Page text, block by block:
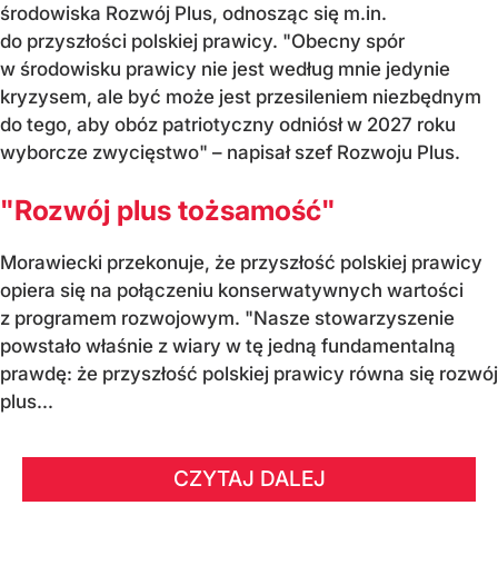
środowiska Rozwój Plus, odnosząc się m.in.
do przyszłości polskiej prawicy. "Obecny spór
w środowisku prawicy nie jest według mnie jedynie
kryzysem, ale być może jest przesileniem niezbędnym
do tego, aby obóz patriotyczny odniósł w 2027 roku
wyborcze zwycięstwo" – napisał szef Rozwoju Plus.
"Rozwój plus tożsamość"
Morawiecki przekonuje, że przyszłość polskiej prawicy
opiera się na połączeniu konserwatywnych wartości
z programem rozwojowym. "Nasze stowarzyszenie
powstało właśnie z wiary w tę jedną fundamentalną
prawdę: że przyszłość polskiej prawicy równa się rozwój
plus...
CZYTAJ DALEJ